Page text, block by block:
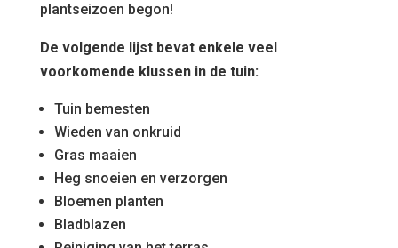
plantseizoen begon!
De volgende lijst bevat enkele veel
voorkomende klussen in de tuin:
Tuin bemesten
Wieden van onkruid
Gras maaien
Heg snoeien en verzorgen
Bloemen planten
Bladblazen